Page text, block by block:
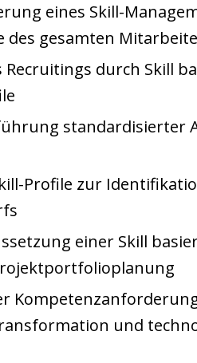
eines Skill-
des gesamten
durch Skill
standardisierter
Profile zur
einer Skill
und